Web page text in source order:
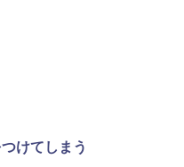
けてしまう